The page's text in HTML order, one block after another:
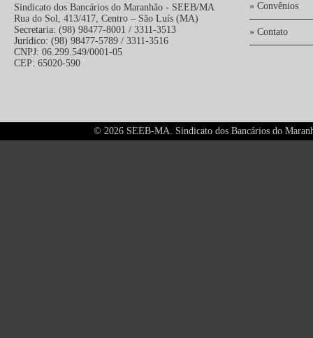
Sindicato dos Bancários do Maranhão - SEEB/MA
Rua do Sol, 413/417, Centro – São Luís (MA)
Secretaria: (98) 98477-8001 / 3311-3513
Jurídico: (98) 98477-5789 / 3311-3516
CNPJ: 06.299.549/0001-05
CEP: 65020-590
» Convênios
» Contato
© 2026 SEEB-MA. Sindicato dos Bancários do